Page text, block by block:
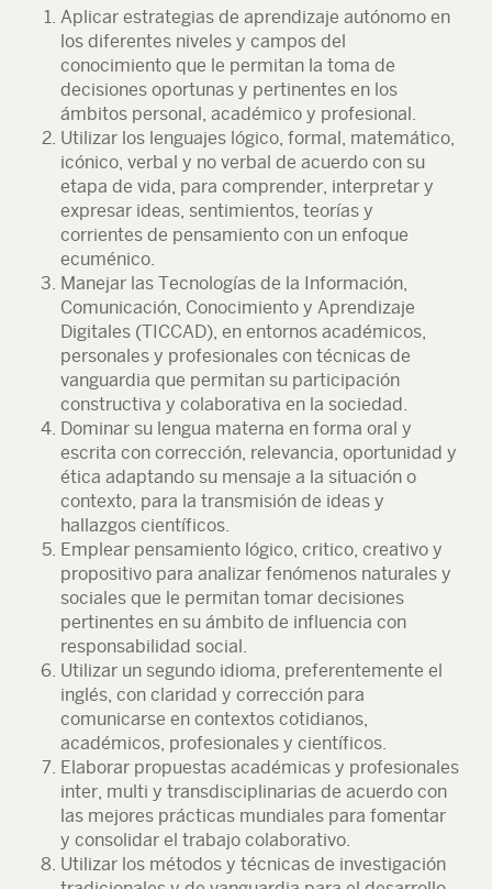
Aplicar estrategias de aprendizaje autónomo en
los diferentes niveles y campos del
conocimiento que le permitan la toma de
decisiones oportunas y pertinentes en los
ámbitos personal, académico y profesional.
Utilizar los lenguajes lógico, formal, matemático,
icónico, verbal y no verbal de acuerdo con su
etapa de vida, para comprender, interpretar y
expresar ideas, sentimientos, teorías y
corrientes de pensamiento con un enfoque
ecuménico.
Manejar las Tecnologías de la Información,
Comunicación, Conocimiento y Aprendizaje
Digitales (TICCAD), en entornos académicos,
personales y profesionales con técnicas de
vanguardia que permitan su participación
constructiva y colaborativa en la sociedad.
Dominar su lengua materna en forma oral y
escrita con corrección, relevancia, oportunidad y
ética adaptando su mensaje a la situación o
contexto, para la transmisión de ideas y
hallazgos científicos.
Emplear pensamiento lógico, critico, creativo y
propositivo para analizar fenómenos naturales y
sociales que le permitan tomar decisiones
pertinentes en su ámbito de influencia con
responsabilidad social.
Utilizar un segundo idioma, preferentemente el
inglés, con claridad y corrección para
comunicarse en contextos cotidianos,
académicos, profesionales y científicos.
Elaborar propuestas académicas y profesionales
inter, multi y transdisciplinarias de acuerdo con
las mejores prácticas mundiales para fomentar
y consolidar el trabajo colaborativo.
Utilizar los métodos y técnicas de investigación